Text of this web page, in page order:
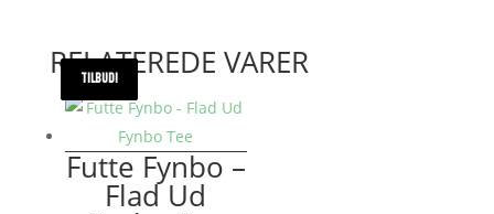
RELATEREDE VARER
TILBUD!
Futte Fynbo –
Flad Ud
TILBUD!
TILBUD!